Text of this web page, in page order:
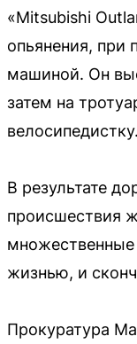
«Mitsubishi
опьянения, при
машиной. Он
затем на
велосипедистку.
В результате
происшествия
жизнью, и
Прокуратура